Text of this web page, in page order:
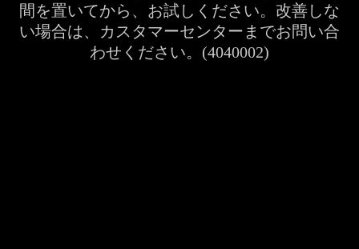
間を置いてから、お試しください。改善しな
い場合は、カスタマーセンターまでお問い合
わせください。(4040002)